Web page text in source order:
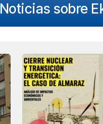
sobre